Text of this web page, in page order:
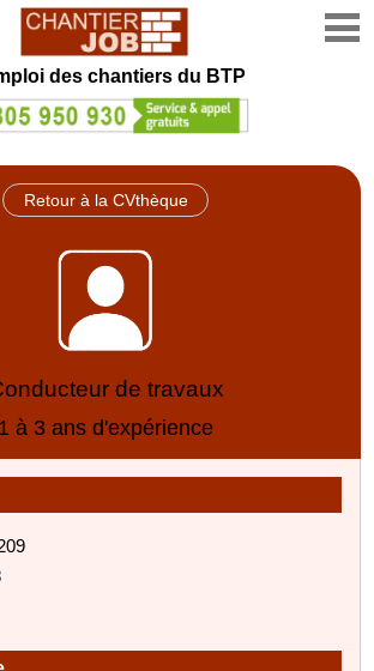
des chantiers du BTP
Retour à la CVthèque
de travaux
1 à 3 ans d'expérience